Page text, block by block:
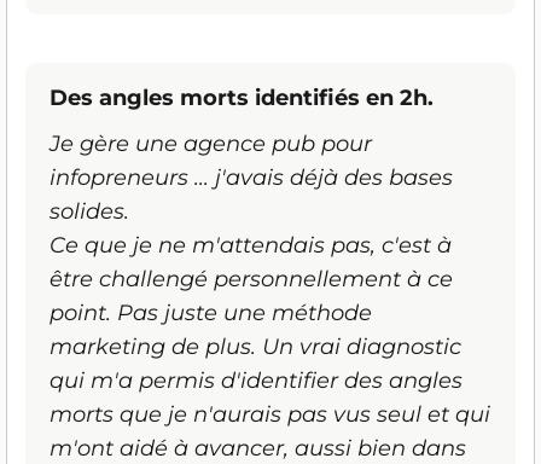
Des angles morts identifiés en 2h.
Je gère une agence pub pour
infopreneurs ... j'avais déjà des bases
solides.
Ce que je ne m'attendais pas, c'est à
être challengé personnellement à ce
point. Pas juste une méthode
marketing de plus. Un vrai diagnostic
qui m'a permis d'identifier des angles
morts que je n'aurais pas vus seul et qui
m'ont aidé à avancer, aussi bien dans